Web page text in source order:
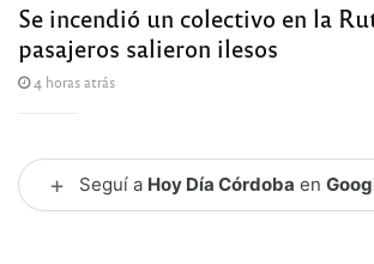
Se incendió un colectivo en la
pasajeros salieron ilesos
4 horas atrás
+ Seguí a Hoy Día Córdoba en